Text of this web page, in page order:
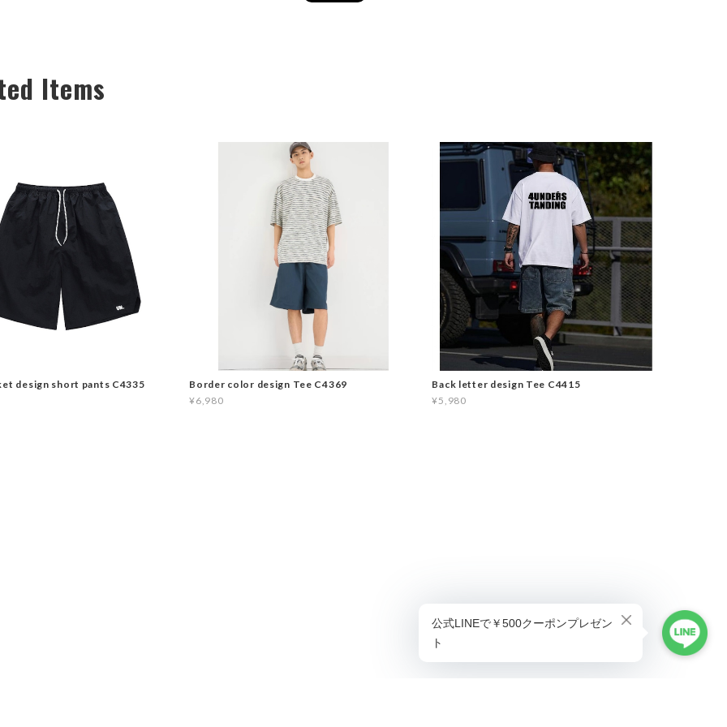
Items
design short pants C4335
Border color design Tee C4369
¥6,980
Back letter design Tee C4415
¥5,980